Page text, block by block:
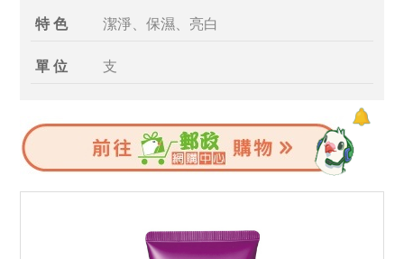
特 色 潔淨、保濕、亮白
單 位 支